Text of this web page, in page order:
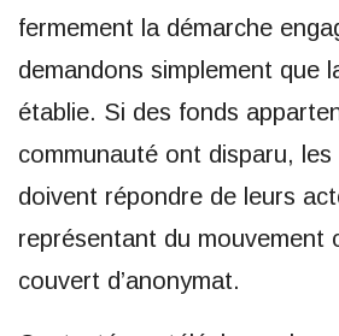
fermement la démarche
demandons simplement que
établie. Si des fonds
communauté ont disparu, les
doivent répondre de leurs
représentant du mouvement
couvert d’anonymat.